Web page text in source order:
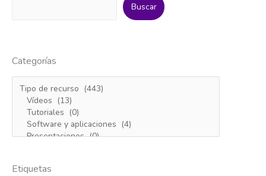
Buscar
Categorías
Etiquetas